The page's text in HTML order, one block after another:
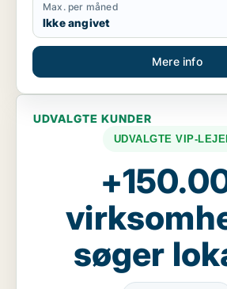
Max. per måned
Ikke angivet
Mere info
UDVALGTE KUNDER
UDVALGTE VIP-
søger